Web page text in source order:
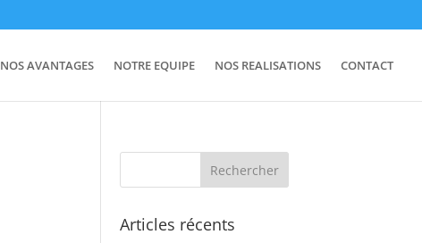
NOS AVANTAGES NOTRE EQUIPE NOS REALISATIONS CONTACT
Articles récents